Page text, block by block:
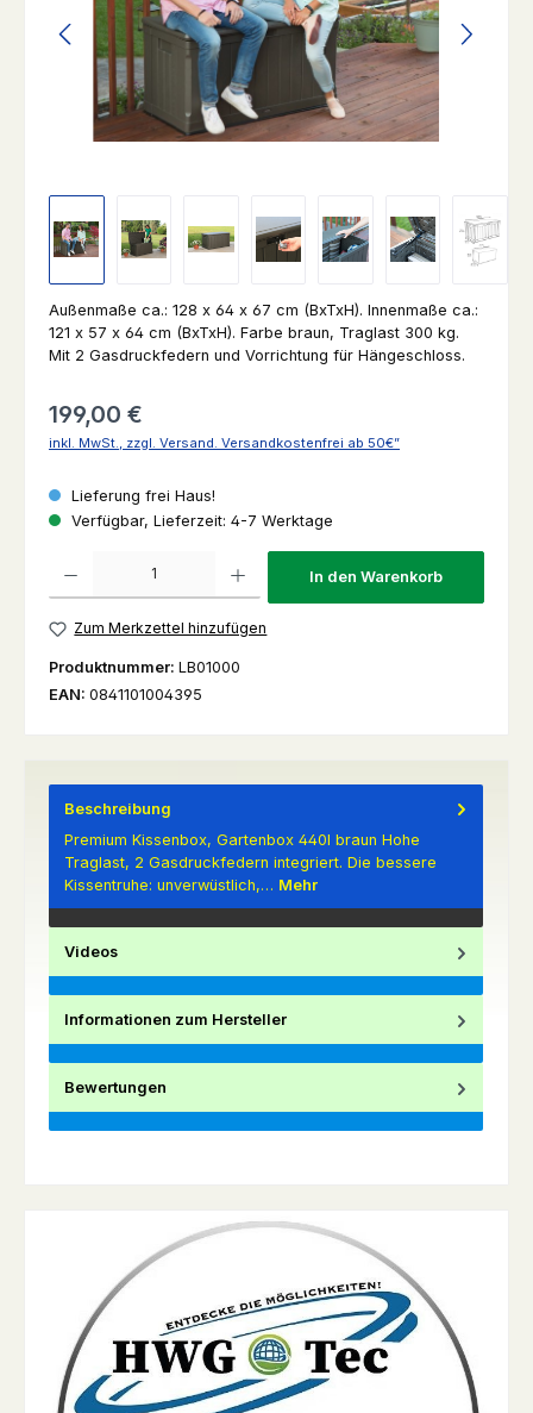
Außenmaße ca.: 128 x 64 x 67 cm (BxTxH). Innenmaße ca.:
121 x 57 x 64 cm (BxTxH). Farbe braun, Traglast 300 kg.
Mit 2 Gasdruckfedern und Vorrichtung für Hängeschloss.
Regulärer Preis:
199,00 €
inkl. MwSt., zzgl. Versand. Versandkostenfrei ab 50€”
Lieferung frei Haus!
Verfügbar, Lieferzeit: 4-7 Werktage
Produkt Anzahl: Gib den gewünschten Wert ein oder benutze die
In den Warenkorb
Zum Merkzettel hinzufügen
Produktnummer: LB01000
EAN: 0841101004395
Beschreibung
Premium Kissenbox, Gartenbox 440l braun Hohe
Traglast, 2 Gasdruckfedern integriert. Die bessere
Kissentruhe: unverwüstlich,… Mehr
Videos
Informationen zum Hersteller
Bewertungen